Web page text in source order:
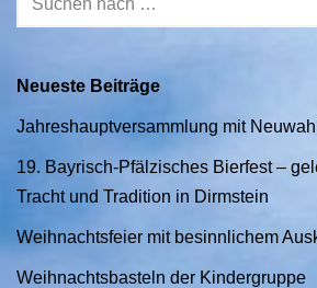
Neueste Beiträge
Jahreshauptversammlung mit
19. Bayrisch-Pfälzisches Bierfest –
Tracht und Tradition in Dirmstein
Weihnachtsfeier mit besinnlichem
Weihnachtsbasteln der Kindergruppe